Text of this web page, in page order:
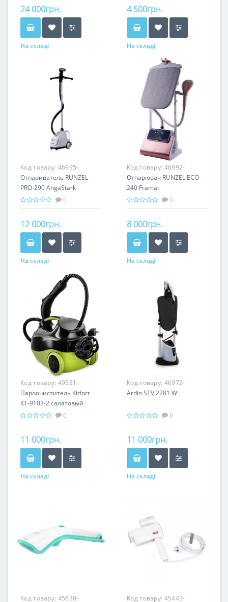
24 000грн.
На складі
4 500грн.
На складі
Код товару: 46995-
Отпариватель RUNZEL
PRO-290 AngaStark
0
12 000грн.
На складі
Код товару: 46992-
Отпарювач RUNZEL ECO-
240 Framat
0
8 000грн.
На складі
Код товару: 49521-
Пароочиститель Kitfort
КТ-9103-2 салатовый
0
11 000грн.
На складі
Код товару: 46972-
Ardin STV 2281 W
0
11 000грн.
На складі
Код товару: 45638- Код товару: 45443-